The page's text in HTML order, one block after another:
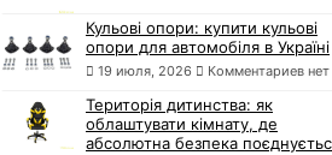
Кульові опори: купити кульові
опори для автомобіля в Україні
19 июля, 2026 Комментариев нет
Територія дитинства: як
облаштувати кімнату, де
абсолютна безпека